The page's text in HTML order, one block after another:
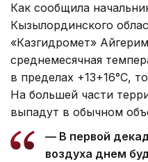
Как сообщила
Кызылординского
«Казгидромет»
среднемесячная
в пределах +13+16°С,
На большей части
выпадут в обычном
— В первой
воздуха днем